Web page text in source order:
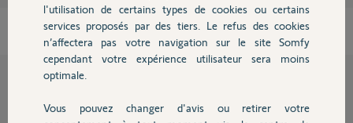
Autres produits
Devis avec un pro
Questions liées
l'utilisation de certains types de cookies ou certains
services proposés par des tiers. Le refus des cookies
n’affectera pas votre navigation sur le site Somfy
cependant votre expérience utilisateur sera moins
optimale.
Vous pouvez changer d'avis ou retirer votre